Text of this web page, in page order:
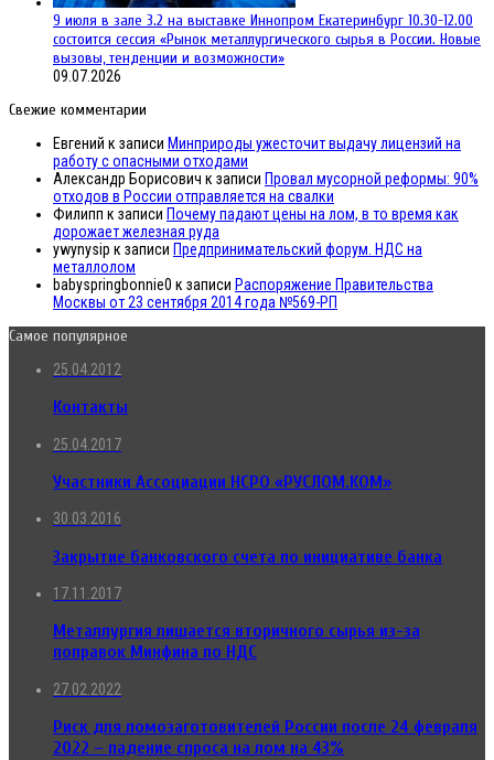
9 июля в зале 3.2 на выставке Иннопром Екатеринбург 10.30-12.00
состоится сессия «Рынок металлургического сырья в России. Новые
вызовы, тенденции и возможности»
09.07.2026
Свежие комментарии
Евгений к записи Минприроды ужесточит выдачу лицензий на
работу с опасными отходами
Александр Борисович к записи Провал мусорной реформы: 90%
отходов в России отправляется на свалки
Филипп к записи Почему падают цены на лом, в то время как
дорожает железная руда
ywynysip к записи Предпринимательский форум. НДС на
металлолом
babyspringbonnie0 к записи Распоряжение Правительства
Москвы от 23 сентября 2014 года №569-РП
Самое популярное
25.04.2012
Контакты
25.04.2017
Участники Ассоциации НСРО «РУСЛОМ.КОМ»
30.03.2016
Закрытие банковского счета по инициативе банка
17.11.2017
Металлургия лишается вторичного сырья из-за
поправок Минфина по НДС
27.02.2022
Риск для ломозаготовителей России после 24 февраля
2022 – падение спроса на лом на 43%